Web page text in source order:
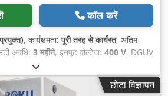
कॉल करें
, कार्यक्षमता:पूरी तरह से कार्यरत, अंतिम
अवधि: 3 महीने, इनपुट वोल्टेज: 400 V, DGUV
, कुल लंबाई:
, कुल ऊँचाई:1,420 मिमी, इलेक्ट्रिकल फ्यूज:10
खाली वजन: 285 किग्रा, छोटा विज्ञापन